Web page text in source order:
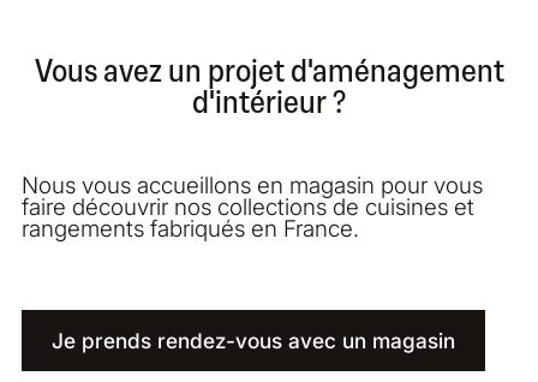
Vous avez un projet d'aménagement
d'intérieur ?
Nous vous accueillons en magasin pour vous
faire découvrir nos collections de cuisines et
rangements fabriqués en France.
Je prends rendez-vous avec un magasin